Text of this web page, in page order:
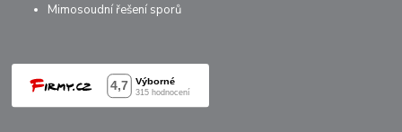
Mimosoudní řešení sporů